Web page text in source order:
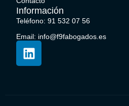
Información
Teléfono: 91 532 07 56
Email: info@f9fabogados.es